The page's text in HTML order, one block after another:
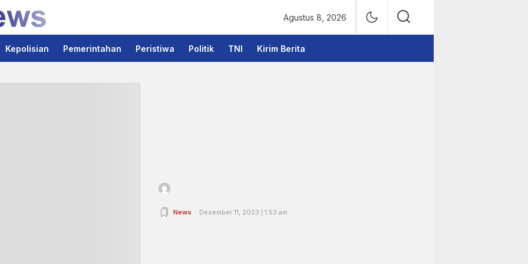
Agustus 8, 2026
Kepolisian Pemerintahan Peristiwa Politik TNI Kirim Berita
News Desember 11, 2023 | 1:53 am